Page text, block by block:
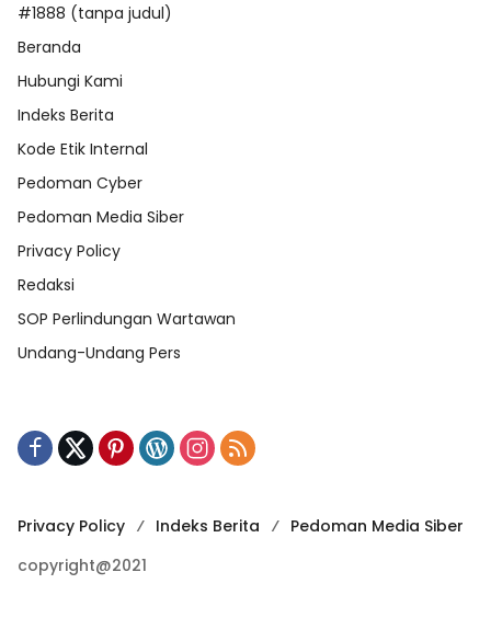
#1888 (tanpa judul)
Beranda
Hubungi Kami
Indeks Berita
Kode Etik Internal
Pedoman Cyber
Pedoman Media Siber
Privacy Policy
Redaksi
SOP Perlindungan Wartawan
Undang-Undang Pers
Privacy Policy Indeks Berita
Pedoman Media Siber
copyright@2021